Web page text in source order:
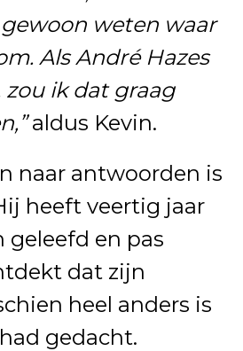
weten waar
Als André Hazes
zou ik dat graag
aldus Kevin.
naar antwoorden is
heeft veertig jaar
geleefd en pas
dat zijn
heel anders is
gedacht.